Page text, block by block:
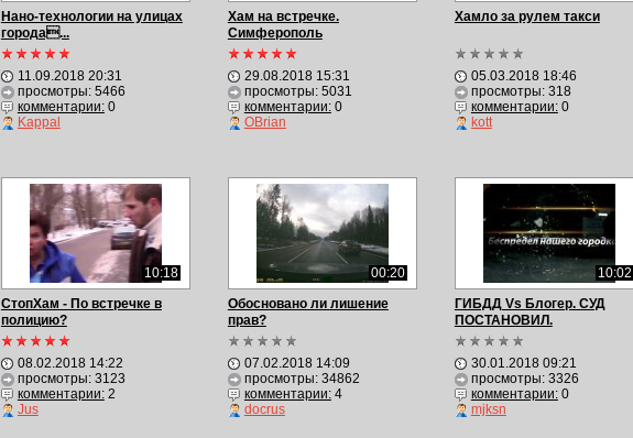
Нано-технологии на улицах
города...
11.09.2018 20:31
просмотры: 5466
комментарии:0
Kappal
Хам на встречке.
Симферополь
29.08.2018 15:31
просмотры: 5031
комментарии:0
OBrian
Хамло за рулем такси
05.03.2018 18:46
просмотры: 318
комментарии:0
kott
10:18
СтопХам - По встречке в
полицию?
08.02.2018 14:22
просмотры: 3123
комментарии:2
Jus
00:20
Обосновано ли лишение
прав?
07.02.2018 14:09
просмотры: 34862
комментарии:4
docrus
10:02
ГИБДД Vs Блогер. СУД
ПОСТАНОВИЛ.
30.01.2018 09:21
просмотры: 3326
комментарии:0
mjksn